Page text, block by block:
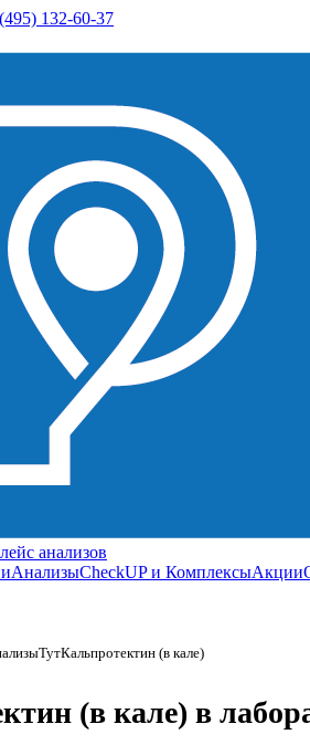
132-60-37
анализов
АнализыCheckUP и КомплексыАкции
Кальпротектин (в кале)
(в кале) в